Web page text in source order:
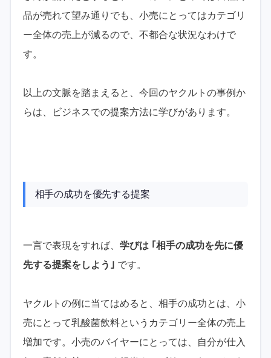
品が売れて望み通りでも、小売にとってはカテゴリ
ー全体の売上が減るので、不都合な状況なわけで
す。
以上の文脈を踏まえると、今回のヤクルトの事例か
らは、ビジネスでの提案方法に学びがあります。
相手の成功を優先する提案
一言で表現をすれば、 学びは ｢相手の成功を先に優
先する提案をしよう｣ です。
ヤクルトの例に当てはめると、相手の成功とは、小
売にとって乳酸菌飲料というカテゴリー全体の売上
増加です。小売のバイヤーにとっては、自分が仕入